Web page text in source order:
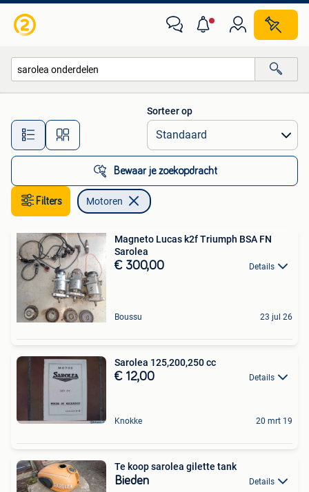
Alle afstanden…
Sorteer op
Bewaar je zoekopdracht
Filters Motoren
Magneto Lucas k2f Triumph BSA FN
Sarolea
€ 300,00 Details
Boussu 23 jul 26
Sarolea 125,200,250 cc
€ 12,00 Details
Knokke 20 mrt 19
Te koop sarolea gilette tank
Bieden Details